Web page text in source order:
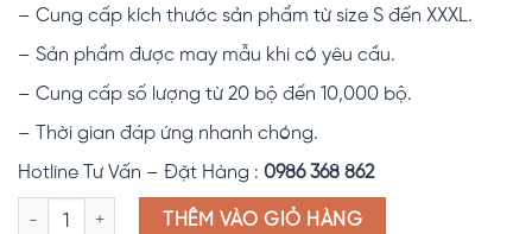
– Cung cấp kích thước sản phẩm từ size S đến XXXL.
– Sản phẩm được may mẫu khi có yêu cầu.
– Cung cấp số lượng từ 20 bộ đến 10,000 bộ.
– Thời gian đáp ứng nhanh chóng.
Hotline Tư Vấn – Đặt Hàng : 0986 368 862
Đồng phục áo gió nhóm GNH02 số lượng
THÊM VÀO GIỎ HÀNG